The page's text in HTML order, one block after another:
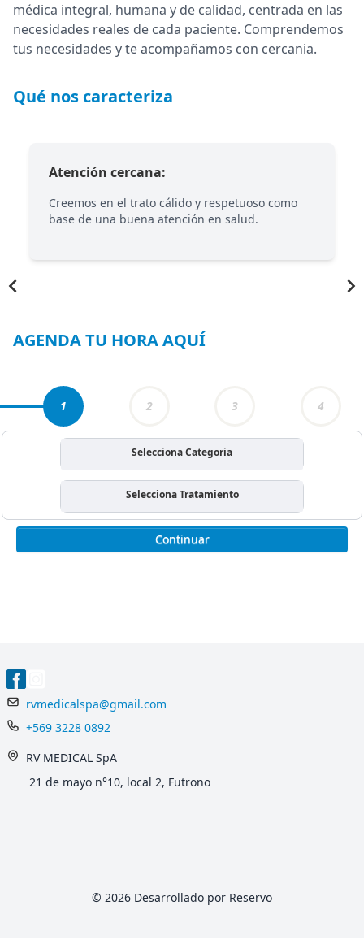
médica integral, humana y de calidad, centrada en las
necesidades reales de cada paciente. Comprendemos
tus necesidades y te acompañamos con cercania.
Qué nos caracteriza
Atención cercana:
Creemos en el trato cálido y respetuoso como
base de una buena atención en salud.
AGENDA TU HORA AQUÍ
1 2 3 4
Selecciona Categoria
Selecciona Tratamiento
Continuar
rvmedicalspa@gmail.com
+569 3228 0892
RV MEDICAL SpA
21 de mayo n°10, local 2, Futrono
© 2026 Desarrollado por Reservo